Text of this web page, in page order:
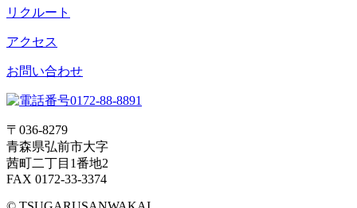
リクルート
アクセス
お問い合わせ
〒036-8279
青森県弘前市大字
茜町二丁目1番地2
FAX 0172-33-3374